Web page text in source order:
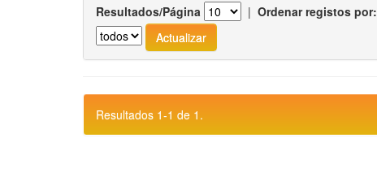
Resultados/Página | Ordenar registos por:
Resultados 1-1 de 1.